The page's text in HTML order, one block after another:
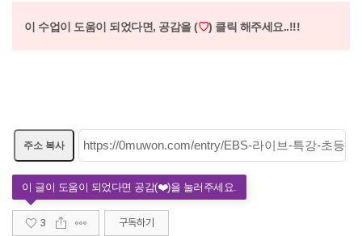
이 수업이 도움이 되었다면, 공감을 (♡) 클릭 해주세요..!!!
주소 복사
3 구독하기